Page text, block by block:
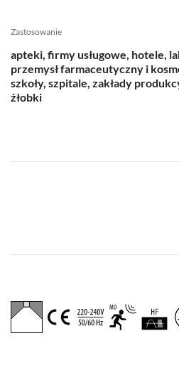
Zastosowanie
apteki, firmy usługowe, hotele,
przemysł farmaceutyczny i
szkoły, szpitale, zakłady
żłobki